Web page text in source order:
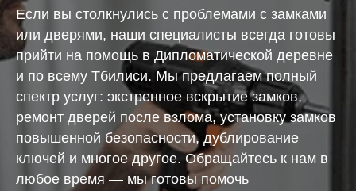
Если вы столкнулись с проблемами с замками
или дверями, наши специалисты всегда готовы
прийти на помощь в Дипломатической деревне
и по всему Тбилиси. Мы предлагаем полный
спектр услуг: экстренное вскрытие замков,
ремонт дверей после взлома, установку замков
повышенной безопасности, дублирование
ключей и многое другое. Обращайтесь к нам в
любое время — мы готовы помочь